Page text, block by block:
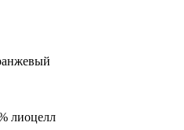
и weather-ready
в холодный сезон.
Classic Mini
лиоцелл